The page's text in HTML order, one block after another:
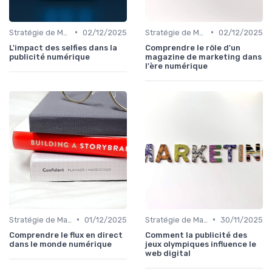
• 02/12/2025
L'impact des selfies dans la
publicité numérique
• 02/12/2025
Comprendre le rôle d'un
magazine de marketing dans
l'ère numérique
• 01/12/2025
Comprendre le flux en direct
dans le monde numérique
• 30/11/2025
Comment la publicité des
jeux olympiques influence le
web digital